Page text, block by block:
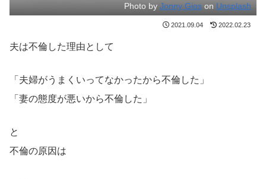
Photo byJonny Gios on Unsplash
2021.09.04 2022.02.23
夫は不倫した理由として
「夫婦がうまくいってなかったから不倫した」
「妻の態度が悪いから不倫した」
と
不倫の原因は